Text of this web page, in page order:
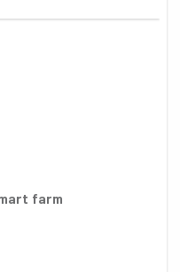
farm